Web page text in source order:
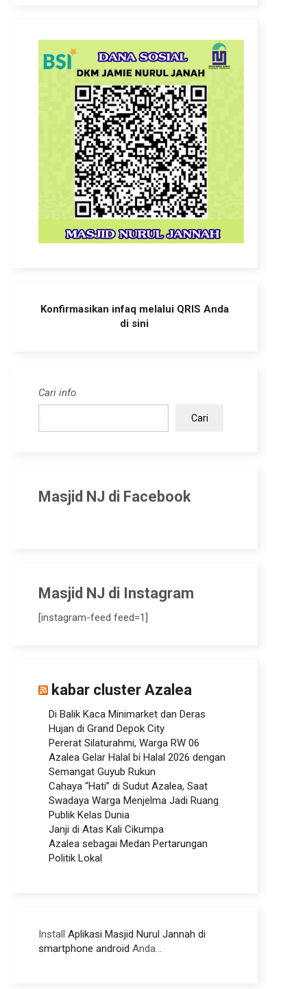
Konfirmasikan infaq melalui QRIS Anda
di sini
Cari info
Cari
Masjid NJ di Facebook
Masjid NJ di Instagram
[instagram-feed feed=1]
kabar cluster Azalea
Di Balik Kaca Minimarket dan Deras
Hujan di Grand Depok City
Pererat Silaturahmi, Warga RW 06
Azalea Gelar Halal bi Halal 2026 dengan
Semangat Guyub Rukun
Cahaya “Hati” di Sudut Azalea, Saat
Swadaya Warga Menjelma Jadi Ruang
Publik Kelas Dunia
Janji di Atas Kali Cikumpa
Azalea sebagai Medan Pertarungan
Politik Lokal
Install Aplikasi Masjid Nurul Jannah di
smartphone android Anda...